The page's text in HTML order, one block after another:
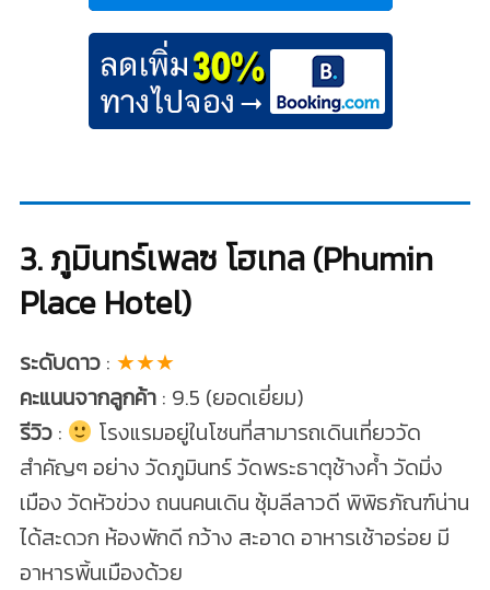
3. ภูมินทร์เพลซ โฮเทล (Phumin
Place Hotel)
ระดับดาว: ★★★
คะแนนจากลูกค้า : 9.5 (ยอดเยี่ยม)
รีวิว:
โรงแรมอยู่ในโซนที่สามารถเดินเที่ยววัด
สำคัญๆ อย่าง วัดภูมินทร์ วัดพระธาตุช้างค้ำ วัดมิ่ง
เมือง วัดหัวข่วง ถนนคนเดิน ซุ้มลีลาวดี พิพิธภัณฑ์น่าน
ได้สะดวก ห้องพักดี กว้าง สะอาด อาหารเช้าอร่อย มี
อาหารพิ้นเมืองด้วย